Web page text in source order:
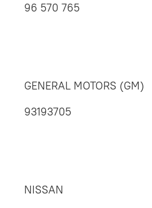
96 570 765
GENERAL MOTORS (GM)
93193705
NISSAN